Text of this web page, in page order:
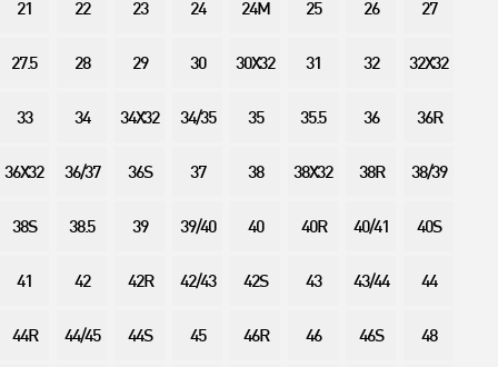
21 22 23 24 24M 25 26 27
27.5 28 29 30 30X32 31 32 32X32
33 34 34X32 34/35 35 35.5 36 36R
36X32 36/37 36S 37 38 38X32 38R 38/39
38S 38.5 39 39/40 40 40R 40/41 40S
41 42 42R 42/43 42S 43 43/44 44
44R 44/45 44S 45 46R 46 46S 48